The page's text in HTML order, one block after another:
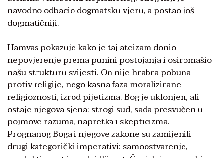
navodno odbacio dogmatsku vjeru, a postao još
dogmatičniji.
Hamvas pokazuje kako je taj ateizam donio
nepovjerenje prema punini postojanja i osiromašio
našu strukturu svijesti. On nije hrabra pobuna
protiv religije, nego kasna faza moralizirane
religioznosti, izrod pijetizma. Bog je uklonjen, ali
ostaje njegova sjena: strogi sud, sada presvučen u
pojmove razuma, napretka i skepticizma.
Prognanog Boga i njegove zakone su zamijenili
drugi kategorički imperativi: samoostvarenje,